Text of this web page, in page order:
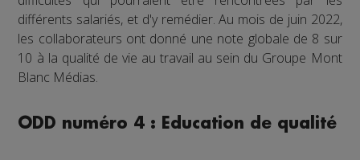
différents salariés, et d'y remédier. Au mois de juin 2022,
les collaborateurs ont donné une note globale de 8 sur
10 à la qualité de vie au travail au sein du Groupe Mont
Blanc Médias.
ODD numéro 4 : Education de qualité